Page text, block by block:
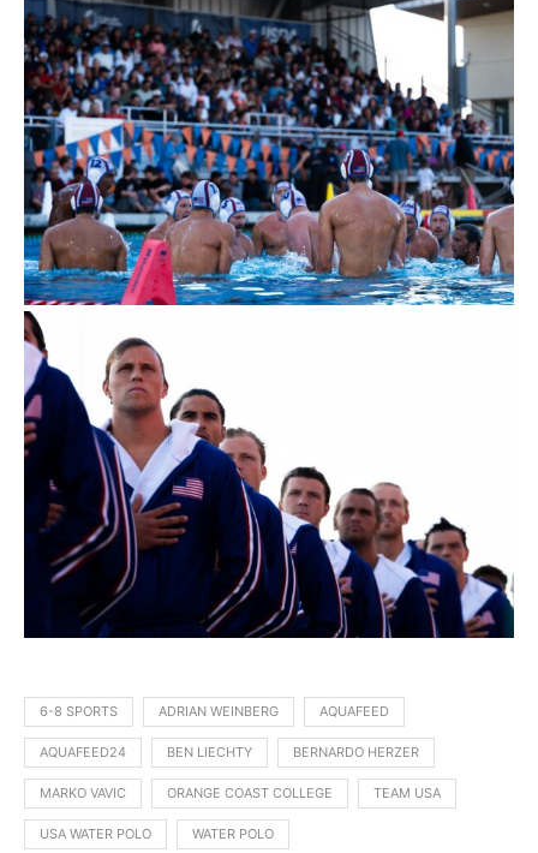
6-8 SPORTS ADRIAN WEINBERG AQUAFEED
AQUAFEED24 BEN LIECHTY BERNARDO HERZER
MARKO VAVIC ORANGE COAST COLLEGE TEAM USA
USA WATER POLO WATER POLO